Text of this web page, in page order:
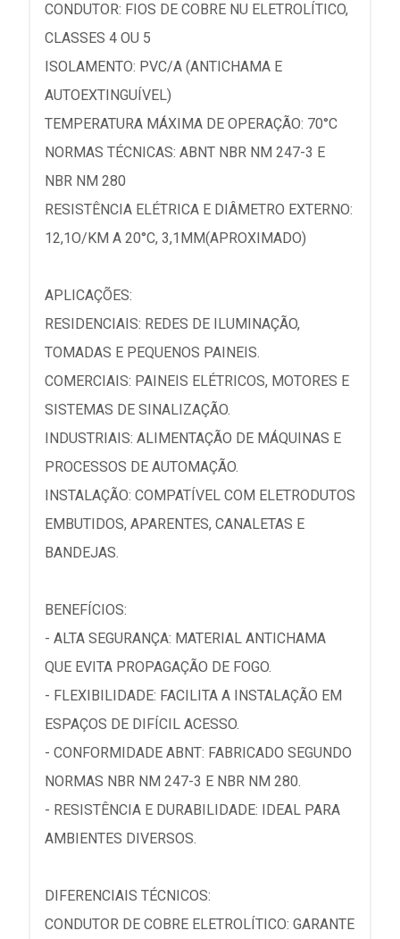
CONDUTOR: FIOS DE COBRE NU ELETROLÍTICO,
CLASSES 4 OU 5
ISOLAMENTO: PVC/A (ANTICHAMA E
AUTOEXTINGUÍVEL)
TEMPERATURA MÁXIMA DE OPERAÇÃO: 70°C
NORMAS TÉCNICAS: ABNT NBR NM 247-3 E
NBR NM 280
RESISTÊNCIA ELÉTRICA E DIÂMETRO EXTERNO:
12,1O/KM A 20°C, 3,1MM(APROXIMADO)
APLICAÇÕES:
RESIDENCIAIS: REDES DE ILUMINAÇÃO,
TOMADAS E PEQUENOS PAINEIS.
COMERCIAIS: PAINEIS ELÉTRICOS, MOTORES E
SISTEMAS DE SINALIZAÇÃO.
INDUSTRIAIS: ALIMENTAÇÃO DE MÁQUINAS E
PROCESSOS DE AUTOMAÇÃO.
INSTALAÇÃO: COMPATÍVEL COM ELETRODUTOS
EMBUTIDOS, APARENTES, CANALETAS E
BANDEJAS.
BENEFÍCIOS:
- ALTA SEGURANÇA: MATERIAL ANTICHAMA
QUE EVITA PROPAGAÇÃO DE FOGO.
- FLEXIBILIDADE: FACILITA A INSTALAÇÃO EM
ESPAÇOS DE DIFÍCIL ACESSO.
- CONFORMIDADE ABNT: FABRICADO SEGUNDO
NORMAS NBR NM 247-3 E NBR NM 280.
- RESISTÊNCIA E DURABILIDADE: IDEAL PARA
AMBIENTES DIVERSOS.
DIFERENCIAIS TÉCNICOS:
CONDUTOR DE COBRE ELETROLÍTICO: GARANTE